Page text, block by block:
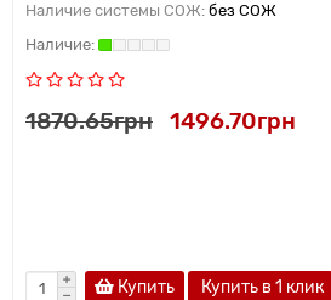
Наличие системы СОЖ: без СОЖ
1870.65грн 1496.70грн
Купить Купить в 1 клик